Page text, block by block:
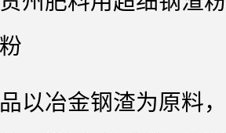
以冶金钢渣为原料